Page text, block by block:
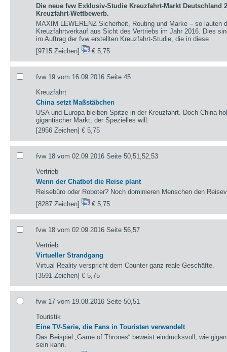
Die neue fvw Exklusiv-Studie Kreuzfahrt-Markt Deutschland
Kreuzfahrt-Wettbewerb.
MAXIM LEWERENZ Sicherheit, Routing und Marke – so lauten
Kreuzfahrtverkauf aus Sicht des Vertriebs im Jahr 2016. Dies
im Auftrag der fvw erstellten Kreuzfahrt-Studie, die in diese
[9715 Zeichen]
€ 5,75
fvw 19 vom 16.09.2016 Seite 45
Kreuzfahrt
China setzt Maßstäbchen
USA und Europa bleiben Spitze in der Kreuzfahrt. Doch China
gigantischer Markt, der Spezielles will.
[2956 Zeichen]€ 5,75
fvw 18 vom 02.09.2016 Seite 50,51,52,53
Vertrieb
Wenn der Chatbot die Reise plant
Reisebüro oder Roboter? Noch dominieren Menschen den
[8287 Zeichen]
€ 5,75
fvw 18 vom 02.09.2016 Seite 56,57
Vertrieb
Virtueller Strandgang
Virtual Reality verspricht dem Counter ganz reale Geschäfte.
[3591 Zeichen]€ 5,75
fvw 17 vom 19.08.2016 Seite 50,51
Touristik
Eine TV-Serie, die Fans in Touristen verwandelt
Das Beispiel „Game of Thrones“ beweist eindrucksvoll, wie
sein kann.